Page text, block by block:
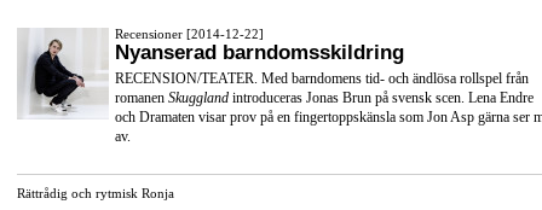
Recensioner [2014-12-22]
Nyanserad barndomsskildring
RECENSION/TEATER. Med barndomens tid- och ändlösa rollspel från
romanen Skuggland introduceras Jonas Brun på svensk scen. Lena Endre
och Dramaten visar prov på en fingertoppskänsla som Jon Asp gärna ser
av.
Rättrådig och rytmisk Ronja